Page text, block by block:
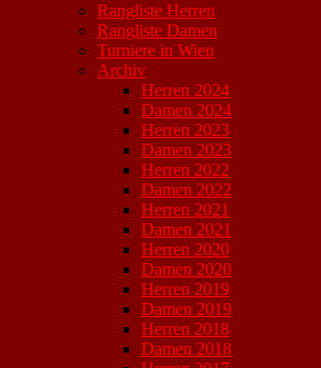
Rangliste Herren
Rangliste Damen
Turniere in Wien
Archiv
Herren 2024
Damen 2024
Herren 2023
Damen 2023
Herren 2022
Damen 2022
Herren 2021
Damen 2021
Herren 2020
Damen 2020
Herren 2019
Damen 2019
Herren 2018
Damen 2018